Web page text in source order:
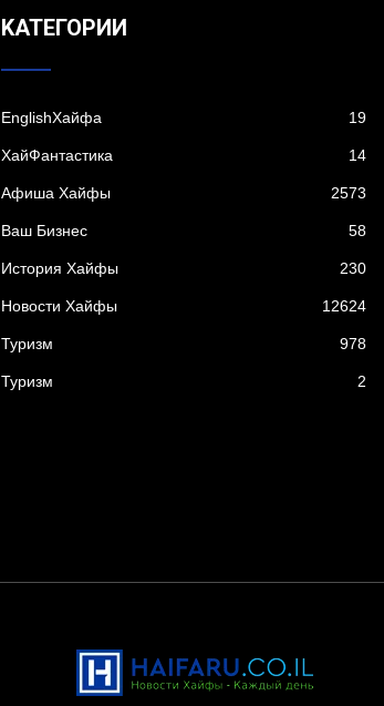
KАТЕГОРИИ
EnglishХайфа 19
XайФантастика 14
Афиша Хайфы 2573
Ваш Бизнес 58
История Хайфы 230
Новости Хайфы 12624
Туризм 978
Туризм 2